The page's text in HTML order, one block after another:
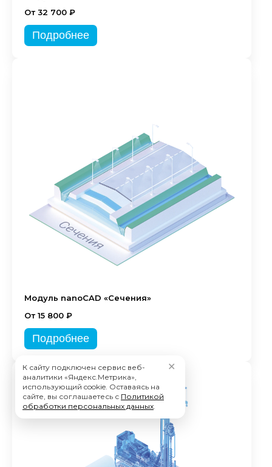
От 32 700 ₽
Подробнее
Модуль nanoCAD «Сечения»
От 15 800 ₽
Подробнее
К сайту подключен сервис веб-
аналитики «Яндекс.Метрика»,
использующий cookie. Оставаясь на
сайте, вы соглашаетесь с Политикой
обработки персональных данных.
✕